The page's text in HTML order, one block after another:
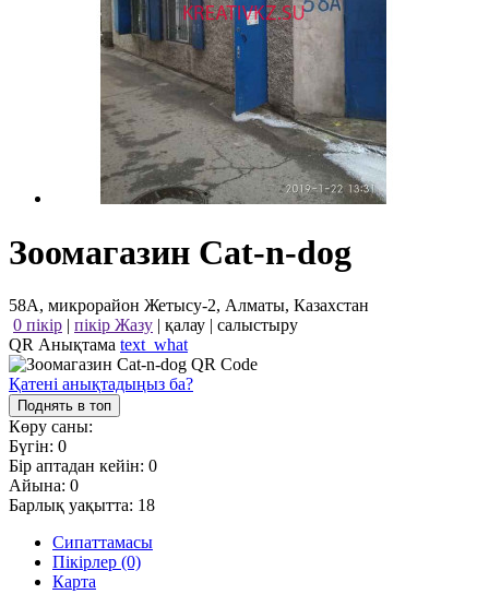
Зоомагазин Cat-n-dog
58А, микрорайон Жетысу-2, Алматы, Казахстан
0 пікір | пікір Жазу | қалау | салыстыру
QR Анықтама text_what
Қатені анықтадыңыз ба?
Поднять в топ
Көру саны:
Бүгін: 0
Бір аптадан кейін: 0
Айына: 0
Барлық уақытта: 18
Сипаттамасы
Пікірлер (0)
Карта